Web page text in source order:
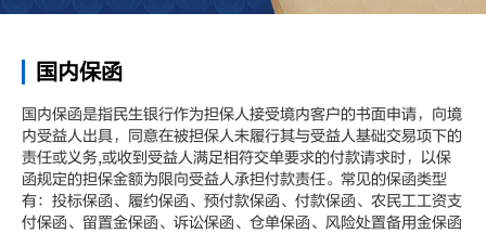
国内保函
国内保函是指民生银行作为担保人接受境内客户的书面申请，向境
内受益人出具，同意在被担保人未履行其与受益人基础交易项下的
责任或义务,或收到受益人满足相符交单要求的付款请求时，以保
函规定的担保金额为限向受益人承担付款责任。常见的保函类型
有：投标保函、履约保函、预付款保函、付款保函、农民工工资支
付保函、留置金保函、诉讼保函、仓单保函、风险处置备用金保函